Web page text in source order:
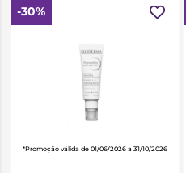
-30%
*Promoção válida de 01/06/2026 a 31/10/2026